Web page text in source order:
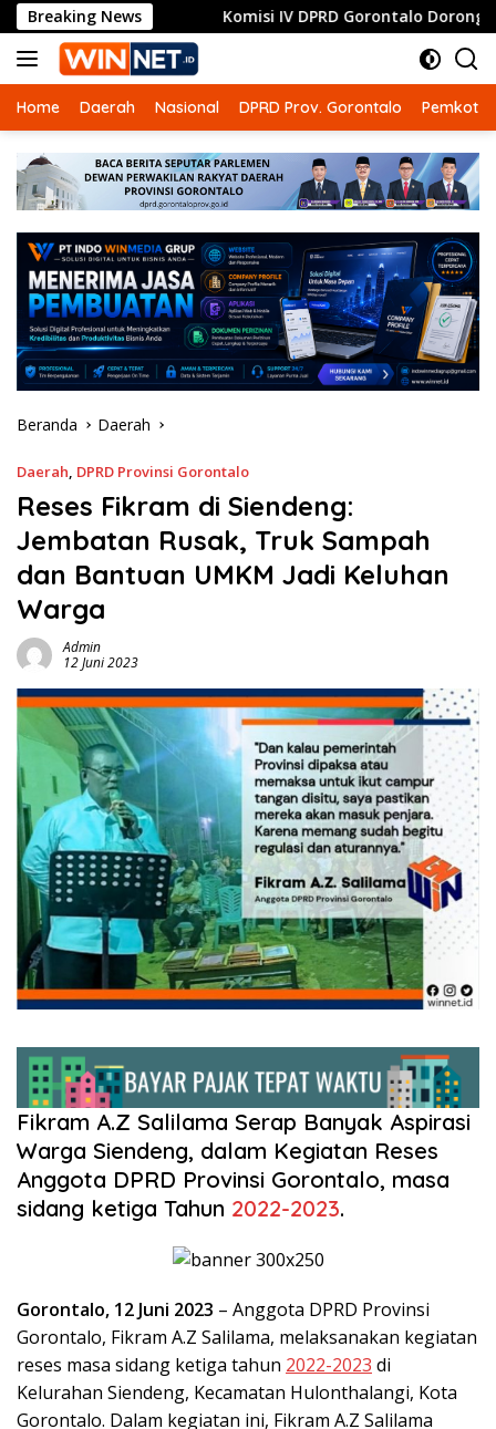
Langsung
ke
konten
Breaking News
Komisi IV DPRD Gorontalo Dorong RSUD Ainun Habibie
Home Daerah Nasional DPRD Prov. Gorontalo Pemkot
Beranda Daerah
Daerah, DPRD Provinsi Gorontalo
Reses Fikram di Siendeng:
Jembatan Rusak, Truk Sampah
dan Bantuan UMKM Jadi Keluhan
Warga
Admin
12 Juni 2023
Fikram A.Z Salilama Serap Banyak Aspirasi
Warga Siendeng, dalam Kegiatan Reses
Anggota DPRD Provinsi Gorontalo, masa
sidang ketiga Tahun 2022-2023.
Gorontalo, 12 Juni 2023 – Anggota DPRD Provinsi
Gorontalo, Fikram A.Z Salilama, melaksanakan kegiatan
reses masa sidang ketiga tahun 2022-2023 di
Kelurahan Siendeng, Kecamatan Hulonthalangi, Kota
Gorontalo. Dalam kegiatan ini, Fikram A.Z Salilama